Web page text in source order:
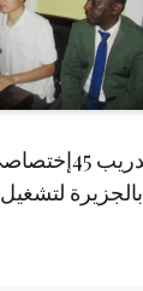
تدريب
بالجزيرة